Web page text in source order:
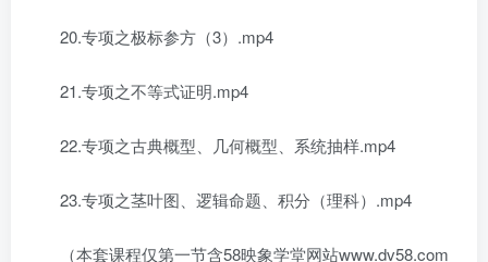
20.专项之极标参方（3）.mp4
21.专项之不等式证明.mp4
22.专项之古典概型、几何概型、系统抽样.mp4
23.专项之茎叶图、逻辑命题、积分（理科）.mp4
（本套课程仅第一节含58映象学堂网站www.dv58.com